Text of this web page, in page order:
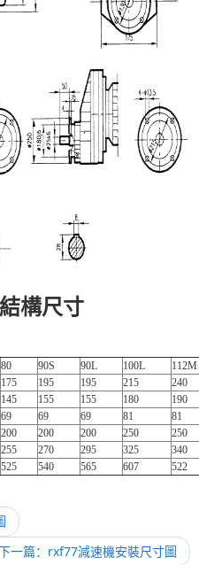
構尺寸
80 90S 90L 100L
112M
175 195 195 215
240
145 155 155 180
190
69 69 69 81
81
200 200 200 250
250
255 270 295 325
340
525 540 565 607 522
一篇：rxf77減速機安裝尺寸圖